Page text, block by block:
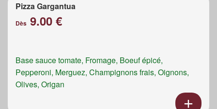
Pizza Gargantua
Dès 9.00 €
Base sauce tomate, Fromage, Boeuf épicé,
Pepperoni, Merguez, Champignons frais, Oignons,
Olives, Origan